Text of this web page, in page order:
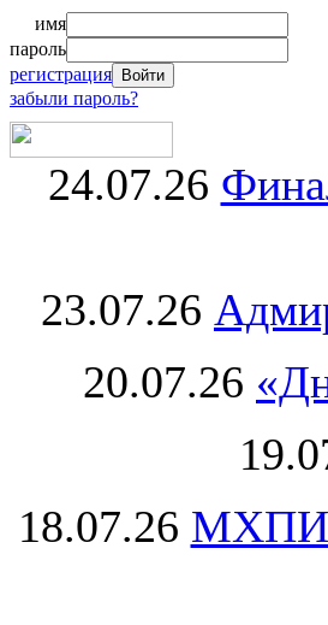
имя
пароль
регистрация
забыли пароль?
24.07.26
23.07.26
20.07.26
18.07.26 МХПИ